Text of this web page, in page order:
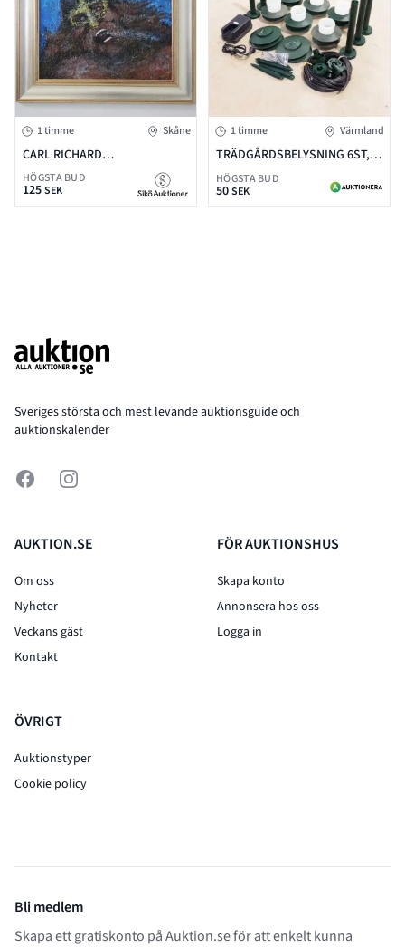
1 timme Skåne
CARL RICHARD
CARLENSTIERNA, OLJA PÅ DUK
32X40, SIGNERAD PÅ
BAKSIDAN
HÖGSTA BUD
125SEK
1 timme Värmland
TRÄDGÅRDSBELYSNING 6ST,
PLAST, MOONRAYS
HÖGSTA BUD
50SEK
Sveriges största och mest levande auktionsguide och
auktionskalender
FacebookInstagram
AUKTION.SE
Om oss
Nyheter
Veckans gäst
Kontakt
ÖVRIGT
Auktionstyper
Cookie policy
FÖR AUKTIONSHUS
Skapa konto
Annonsera hos oss
Logga in
Bli medlem
Skapa ett gratiskonto på Auktion.se för att enkelt kunna